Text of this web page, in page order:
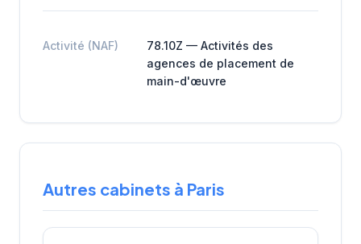
Activité (NAF)
78.10Z — Activités des
agences de placement de
main-d'œuvre
Autres cabinets à Paris